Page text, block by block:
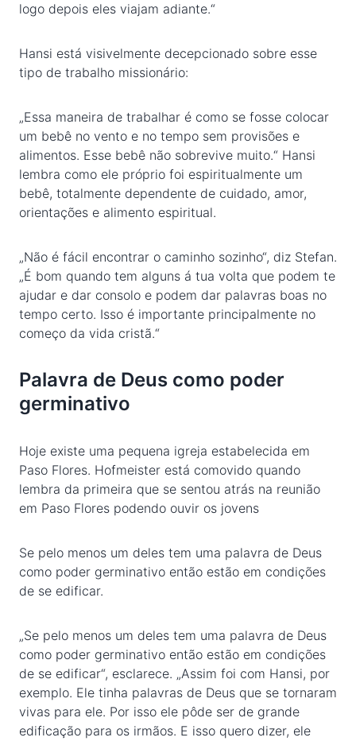
logo depois eles viajam adiante.“
Hansi está visivelmente decepcionado sobre esse
tipo de trabalho missionário:
„Essa maneira de trabalhar é como se fosse colocar
um bebê no vento e no tempo sem provisões e
alimentos. Esse bebê não sobrevive muito.“ Hansi
lembra como ele próprio foi espiritualmente um
bebê, totalmente dependente de cuidado, amor,
orientações e alimento espiritual.
„Não é fácil encontrar o caminho sozinho“, diz Stefan.
„É bom quando tem alguns á tua volta que podem te
ajudar e dar consolo e podem dar palavras boas no
tempo certo. Isso é importante principalmente no
começo da vida cristã.“
Palavra de Deus como poder
germinativo
Hoje existe uma pequena igreja estabelecida em
Paso Flores. Hofmeister está comovido quando
lembra da primeira que se sentou atrás na reunião
em Paso Flores podendo ouvir os jovens
Se pelo menos um deles tem uma palavra de Deus
como poder germinativo então estão em condições
de se edificar.
„Se pelo menos um deles tem uma palavra de Deus
como poder germinativo então estão em condições
de se edificar“, esclarece. „Assim foi com Hansi, por
exemplo. Ele tinha palavras de Deus que se tornaram
vivas para ele. Por isso ele pôde ser de grande
edificação para os irmãos. E isso quero dizer, ele